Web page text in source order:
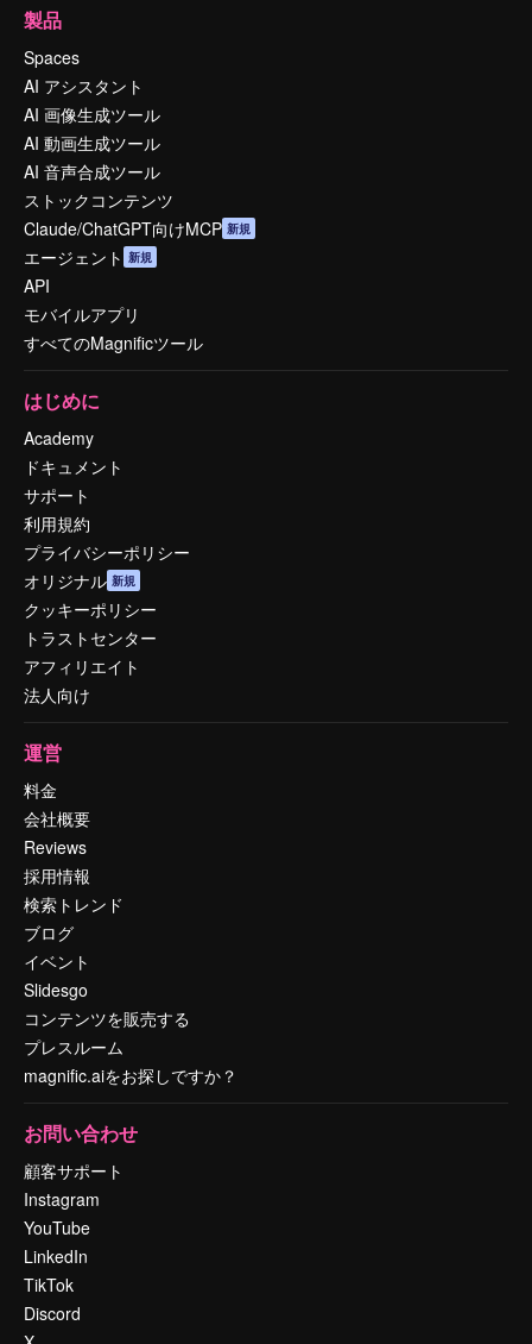
製品
Spaces
AI アシスタント
AI 画像生成ツール
AI 動画生成ツール
AI 音声合成ツール
ストックコンテンツ
Claude/ChatGPT向けMCP 新規
エージェント 新規
API
モバイルアプリ
すべてのMagnificツール
はじめに
Academy
ドキュメント
サポート
利用規約
プライバシーポリシー
オリジナル 新規
クッキーポリシー
トラストセンター
アフィリエイト
法人向け
運営
料金
会社概要
Reviews
採用情報
検索トレンド
ブログ
イベント
Slidesgo
コンテンツを販売する
プレスルーム
magnific.aiをお探しですか？
お問い合わせ
顧客サポート
Instagram
YouTube
LinkedIn
TikTok
Discord